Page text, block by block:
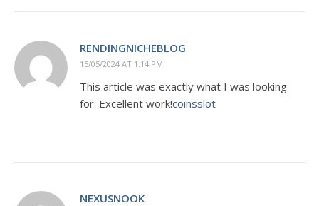
RENDINGNICHEBLOG
15/05/2024 AT 1:14 PM
This article was exactly what I was looking
for. Excellent work!coinsslot
NEXUSNOOK